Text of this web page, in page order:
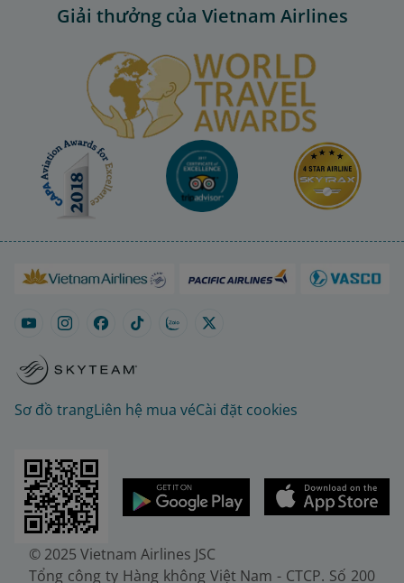
Giải thưởng của Vietnam Airlines
Sơ đồ trangLiên hệ mua véCài đặt cookies
© 2025 Vietnam Airlines JSC
Tổng công ty Hàng không Việt Nam - CTCP. Số 200